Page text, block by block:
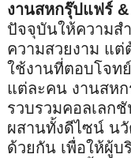
งานสหกรุ๊ปแฟร์ &
ปัจจุบันให้ความส
ความสวยงาม แ
ใช้งานที่ตอบโจท
แต่ละคน งานสห
รวบรวมคอลเลก
ผสานทั้งดีไซน์ นวั
ด้วยกัน เพื่อให้ผู้